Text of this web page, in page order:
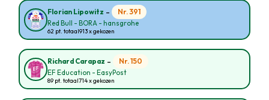
Florian Lipowitz - Nr. 391
Red Bull - BORA - hansgrohe
62 pt. totaal913 x gekozen
Richard Carapaz - Nr. 150
EF Education - EasyPost
89 pt. totaal714 x gekozen